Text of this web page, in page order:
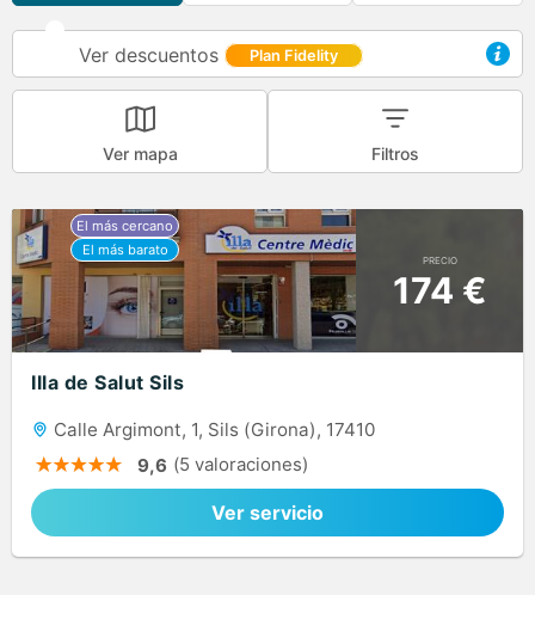
Ver descuentos Plan Fidelity
Ver mapa Filtros
PRECIO
174 €
Illa de Salut Sils
Calle Argimont, 1, Sils (Girona), 17410
9,6 (5 valoraciones)
Ver servicio